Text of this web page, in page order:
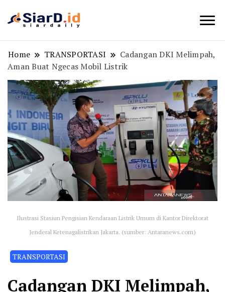
Home TRANSPORTASI
Cadangan DKI Melimpah,
Aman Buat Ngecas Mobil Listrik
Ilustrasi Stasiun Pengisian Kendaraan Listrik Umum di Kantor Direktorat
Jenderal Ketenagalistrikan Jakarta. (sumber: Antaranews.com)
TRANSPORTASI
Cadangan DKI Melimpah,